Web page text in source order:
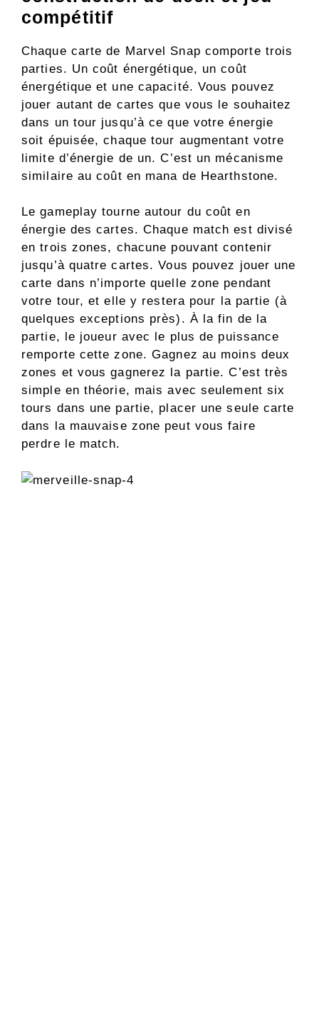
compétitif
Chaque carte de Marvel Snap comporte trois
parties. Un coût énergétique, un coût
énergétique et une capacité. Vous pouvez
jouer autant de cartes que vous le souhaitez
dans un tour jusqu’à ce que votre énergie
soit épuisée, chaque tour augmentant votre
limite d’énergie de un. C’est un mécanisme
similaire au coût en mana de Hearthstone.
Le gameplay tourne autour du coût en
énergie des cartes. Chaque match est divisé
en trois zones, chacune pouvant contenir
jusqu’à quatre cartes. Vous pouvez jouer une
carte dans n’importe quelle zone pendant
votre tour, et elle y restera pour la partie (à
quelques exceptions près). À la fin de la
partie, le joueur avec le plus de puissance
remporte cette zone. Gagnez au moins deux
zones et vous gagnerez la partie. C’est très
simple en théorie, mais avec seulement six
tours dans une partie, placer une seule carte
dans la mauvaise zone peut vous faire
perdre le match.